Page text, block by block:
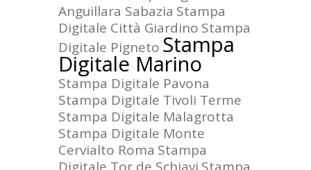
Anguillara Sabazia Stampa
Digitale Città Giardino Stampa
Digitale Pigneto Stampa
Digitale Marino
Stampa Digitale Pavona
Stampa Digitale Tivoli Terme
Stampa Digitale Malagrotta
Stampa Digitale Monte
Cervialto Roma Stampa